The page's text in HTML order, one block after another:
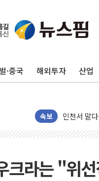
·중국 해외투자 산업
속보
서울 중랑
李대통령
추미애, '위
인천 선재
'화합' 꺼낸
李대통령,
연일 폭염
中 전방위
크라는 "위